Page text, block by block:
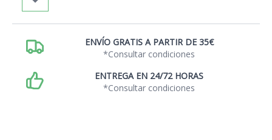
ENVÍO GRATIS A PARTIR DE 35€
*Consultar condiciones
ENTREGA EN 24/72 HORAS
*Consultar condiciones